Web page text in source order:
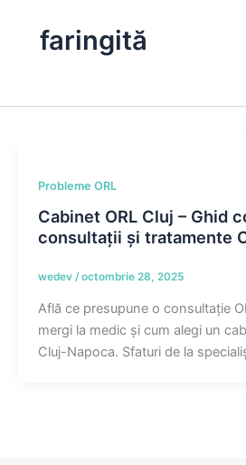
faringită
Probleme ORL
Cabinet ORL Cluj – Ghid
consultații și tratamente
wedev /octombrie 28, 2025
Află ce presupune o consultație
mergi la medic și cum alegi un
Cluj-Napoca. Sfaturi de la